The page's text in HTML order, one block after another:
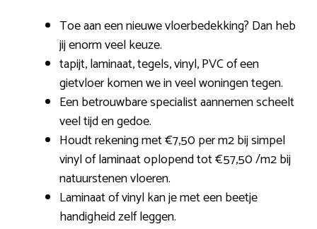
Toe aan een nieuwe vloerbedekking? Dan heb
jij enorm veel keuze.
tapijt, laminaat, tegels, vinyl, PVC of een
gietvloer komen we in veel woningen tegen.
Een betrouwbare specialist aannemen scheelt
veel tijd en gedoe.
Houdt rekening met €7,50 per m2 bij simpel
vinyl of laminaat oplopend tot €57,50 /m2 bij
natuurstenen vloeren.
Laminaat of vinyl kan je met een beetje
handigheid zelf leggen.